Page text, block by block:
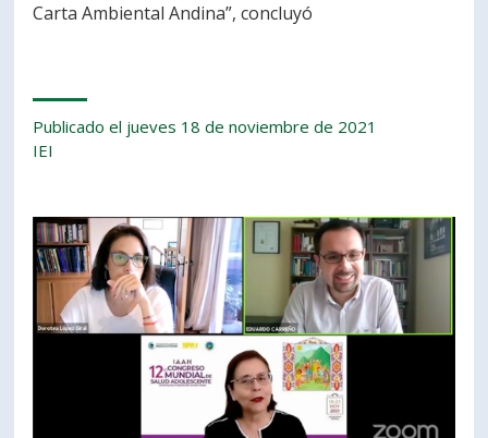
Carta Ambiental Andina”, concluyó
Publicado el jueves 18 de noviembre de 2021
IEI